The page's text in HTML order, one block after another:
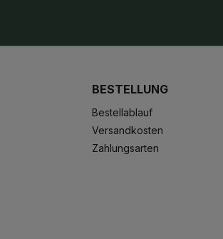
BESTELLUNG
Bestellablauf
Versandkosten
Zahlungsarten